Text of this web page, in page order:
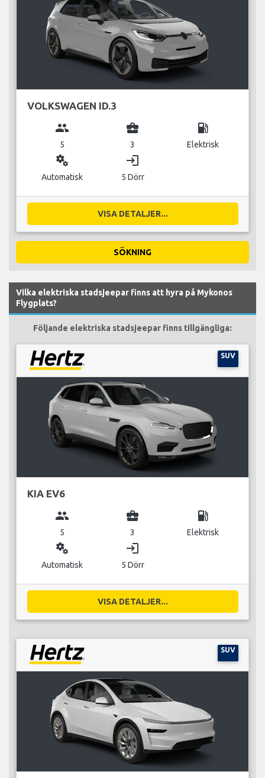
VOLKSWAGEN ID.3
group
5
business_center
3
local_gas_station
Elektrisk
miscellaneous_services
Automatisk
login
5 Dörr
VISA DETALJER...
SÖKNING
Vilka elektriska stadsjeepar finns att hyra på Mykonos
Flygplats?
Följande elektriska stadsjeepar finns tillgängliga:
SUV
KIA EV6
group
5
business_center
3
local_gas_station
Elektrisk
miscellaneous_services
Automatisk
login
5 Dörr
VISA DETALJER...
SUV